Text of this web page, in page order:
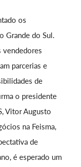
os
Grande do Sul.
vendedores
parcerias e
de
o presidente
Vitor Augusto
na Feisma,
de
é esperado um